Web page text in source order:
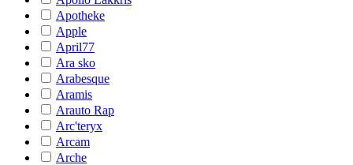
Apotheke
Apple
April77
Ara sko
Arabesque
Aramis
Arauto Rap
Arc'teryx
Arcam
Arche